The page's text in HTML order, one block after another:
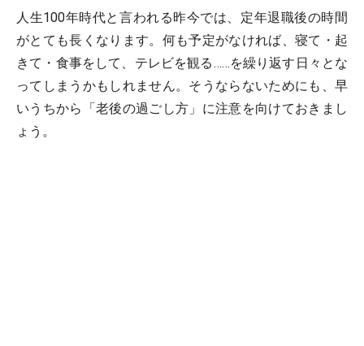
人生100年時代と言われる昨今では、定年退職後の時間
がとても長くなります。何も予定がなければ、寝て・起
きて・食事をして、テレビを観る……を繰り返す日々とな
ってしまうかもしれません。そうならないためにも、早
いうちから「老後の過ごし方」に注意を向けておきまし
ょう。